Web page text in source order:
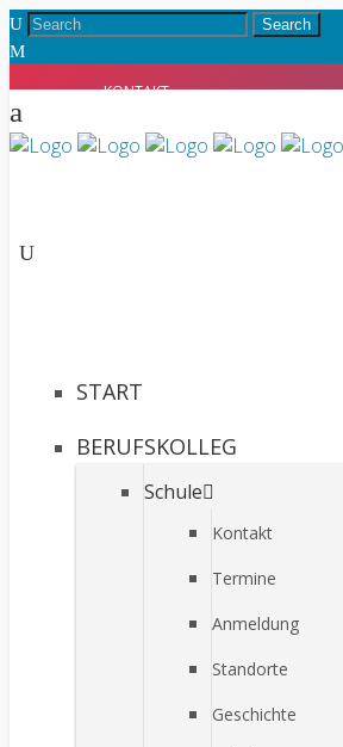
KONTAKT
START
BERUFSKOLLEG
Schule
Kontakt
Termine
Anmeldung
Standorte
Geschichte